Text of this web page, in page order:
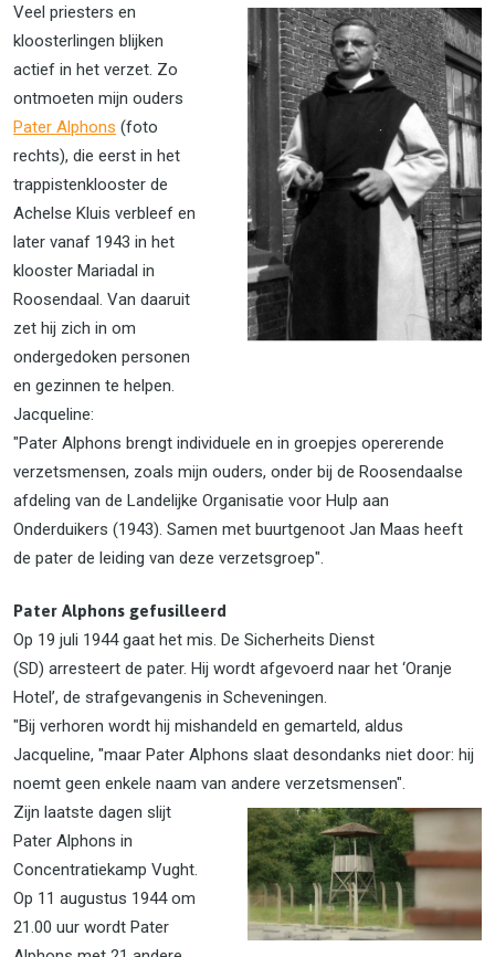
Veel priesters en
kloosterlingen blijken
actief in het verzet. Zo
ontmoeten mijn ouders
Pater Alphons (foto
rechts), die eerst in het
trappistenklooster de
Achelse Kluis verbleef en
later vanaf 1943 in het
klooster Mariadal in
Roosendaal. Van daaruit
zet hij zich in om
ondergedoken personen
en gezinnen te helpen.
Jacqueline:
"Pater Alphons brengt individuele en in groepjes opererende
verzetsmensen, zoals mijn ouders, onder bij de Roosendaalse
afdeling van de Landelijke Organisatie voor Hulp aan
Onderduikers (1943). Samen met buurtgenoot Jan Maas heeft
de pater de leiding van deze verzetsgroep".
Pater Alphons gefusilleerd
Op 19 juli 1944 gaat het mis. De Sicherheits Dienst
(SD) arresteert de pater. Hij wordt afgevoerd naar het ‘Oranje
Hotel’, de strafgevangenis in Scheveningen.
"Bij verhoren wordt hij mishandeld en gemarteld, aldus
Jacqueline, "maar Pater Alphons slaat desondanks niet door: hij
noemt geen enkele naam van andere verzetsmensen".
Zijn laatste dagen slijt
Pater Alphons in
Concentratiekamp Vught.
Op 11 augustus 1944 om
21.00 uur wordt Pater